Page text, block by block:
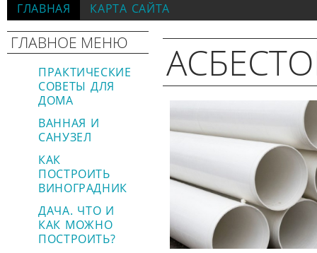
ГЛАВНАЯ КАРТА САЙТА
ГЛАВНОЕ МЕНЮ
ПРАКТИЧЕСКИЕ
СОВЕТЫ ДЛЯ
ДОМА
ВАННАЯ И
САНУЗЕЛ
КАК
ПОСТРОИТЬ
ВИНОГРАДНИК
ДАЧА. ЧТО И
КАК МОЖНО
ПОСТРОИТЬ?